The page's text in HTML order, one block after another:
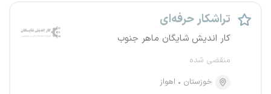
تراشکار حرفه‌ای
کار اندیش شایگان ماهر جنوب
منقضی شده
خوزستان
اهواز